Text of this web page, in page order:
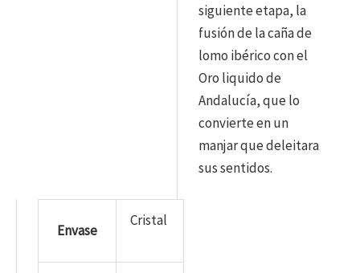
siguiente etapa, la
fusión de la caña de
lomo ibérico con el
Oro liquido de
Andalucía, que lo
convierte en un
manjar que deleitara
sus sentidos.
Envase
Cristal